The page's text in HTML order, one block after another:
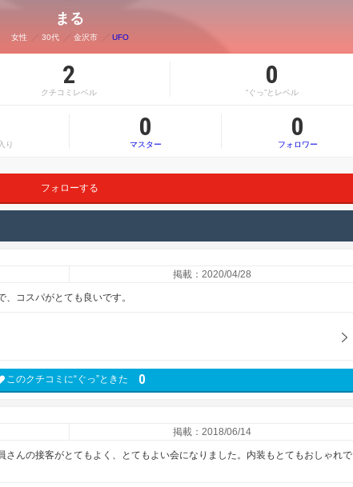
まる
女性 30代 金沢市 UFO
2
クチコミレベル
0
“ぐっ”とレベル
り
0
マスター
0
フォロワー
フォローする
掲載：2020/04/28
コスパがとても良いです。
このクチコミに“ぐっ”ときた 0
掲載：2018/06/14
んの接客がとてもよく、とてもよい会になりました。内装もとてもおしゃれで